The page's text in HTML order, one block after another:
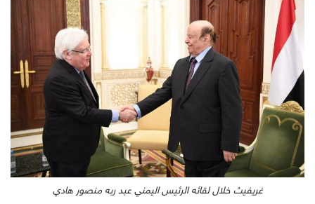
غريفيث خلال لقائه الرئيس اليمني عبد ربه منصور هادي